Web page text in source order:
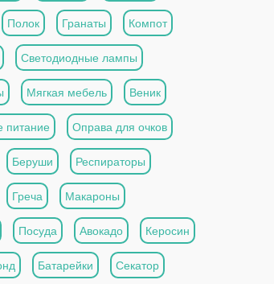
Полок Гранаты Компот
Светодиодные лампы
Мягкая мебель Веник
питание Оправа для очков
Беруши Респираторы
Греча Макароны
Посуда Авокадо Керосин
Батарейки Секатор